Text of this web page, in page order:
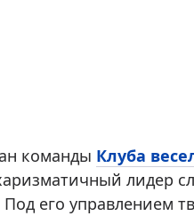
команды Клуба
лидер
его управлением